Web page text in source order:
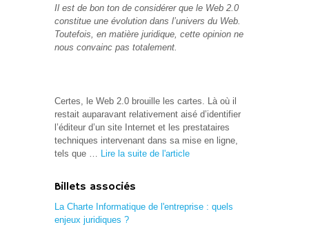
Il est de bon ton de considérer que le Web 2.0
constitue une évolution dans l’univers du Web.
Toutefois, en matière juridique, cette opinion ne
nous convainc pas totalement.
Certes, le Web 2.0 brouille les cartes. Là où il
restait auparavant relativement aisé d’identifier
l’éditeur d’un site Internet et les prestataires
techniques intervenant dans sa mise en ligne,
tels que … Lire la suite de l'article
Billets associés
La Charte Informatique de l'entreprise : quels
enjeux juridiques ?